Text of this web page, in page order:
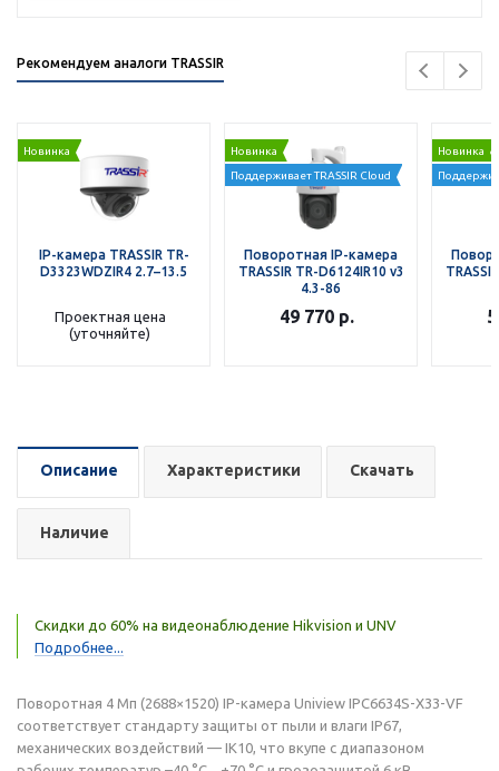
Рекомендуем аналоги TRASSIR
Новинка
IP-камера TRASSIR TR-
D3323WDZIR4 2.7–13.5
Проектная цена
(уточняйте)
Новинка
Поддерживает TRASSIR Cloud
Поворотная IP-камера
TRASSIR TR-D6124IR10 v3
4.3-86
49 770 р.
Новинка
Описание Характеристики Скачать
Наличие
Скидки до 60% на видеонаблюдение Hikvision и UNV
Подробнее...
Поворотная 4 Мп (2688×1520) IP-камера Uniview IPC6634S-X33-VF
соответствует стандарту защиты от пыли и влаги IP67,
механических воздействий — IK10, что вкупе с диапазоном